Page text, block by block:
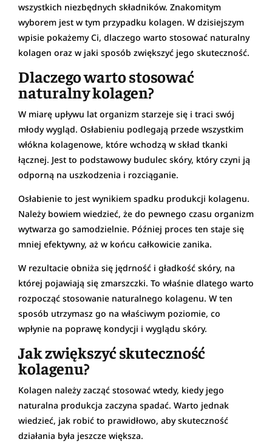
wszystkich niezbędnych składników. Znakomitym
wyborem jest w tym przypadku kolagen. W dzisiejszym
wpisie pokażemy Ci, dlaczego warto stosować naturalny
kolagen oraz w jaki sposób zwiększyć jego skuteczność.
Dlaczego warto stosować
naturalny kolagen?
W miarę upływu lat organizm starzeje się i traci swój
młody wygląd. Osłabieniu podlegają przede wszystkim
włókna kolagenowe, które wchodzą w skład tkanki
łącznej. Jest to podstawowy budulec skóry, który czyni ją
odporną na uszkodzenia i rozciąganie.
Osłabienie to jest wynikiem spadku produkcji kolagenu.
Należy bowiem wiedzieć, że do pewnego czasu organizm
wytwarza go samodzielnie. Później proces ten staje się
mniej efektywny, aż w końcu całkowicie zanika.
W rezultacie obniża się jędrność i gładkość skóry, na
której pojawiają się zmarszczki. To właśnie dlatego warto
rozpocząć stosowanie naturalnego kolagenu. W ten
sposób utrzymasz go na właściwym poziomie, co
wpłynie na poprawę kondycji i wyglądu skóry.
Jak zwiększyć skuteczność
kolagenu?
Kolagen należy zacząć stosować wtedy, kiedy jego
naturalna produkcja zaczyna spadać. Warto jednak
wiedzieć, jak robić to prawidłowo, aby skuteczność
działania była jeszcze większa.